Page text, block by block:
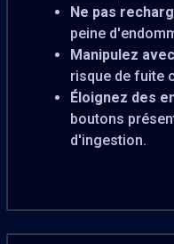
Ne pas
peine
Manipulez
risque de fuite
Éloignez des
boutons
d'ingestion.